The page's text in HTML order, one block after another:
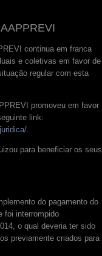
continua em franca
e coletivas em favor de
regular com esta
promoveu em favor
link:
.
para beneficiar os seus
do pagamento do
foi interrompido
o qual deveria ter sido
previamente criados para